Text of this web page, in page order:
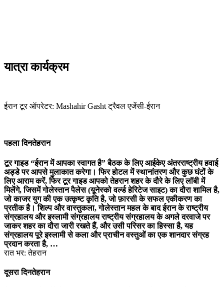
यात्रा कार्यक्रम
ईरान टूर ऑपरेटर: Mashahir Gasht ट्रैवल एजेंसी-ईरान
पहला दिनतेहरान
टूर गाइड “ईरान में आपका स्वागत है” बैठक के लिए आईकेए अंतरराष्ट्रीय हवाई
अड्डे पर आपसे मुलाकात करेगा। फिर होटल में स्थानांतरण और कुछ घंटों के
लिए आराम करें, फिर टूर गाइड आपको तेहरान शहर के दौरे के लिए लॉबी में
मिलेंगे, जिसमें गोलेस्तान पैलेस (यूनेस्को वर्ल्ड हेरिटेज साइट) का दौरा शामिल है,
जो काजर युग की एक उत्कृष्ट कृति है, जो फ़ारसी के सफल एकीकरण का
प्रतीक है। शिल्प और वास्तुकला, गोलेस्तान महल के बाद ईरान के राष्ट्रीय
संग्रहालय और इस्लामी संग्रहालय राष्ट्रीय संग्रहालय के अगले दरवाजे पर
जाकर शहर का दौरा जारी रखते हैं, और उसी परिसर का हिस्सा है, यह
संग्रहालय पूरे इस्लामी से कला और प्राचीन वस्तुओं का एक शानदार संग्रह
प्रदान करता है, …
रात भर: तेहरान
दूसरा दिनतेहरान